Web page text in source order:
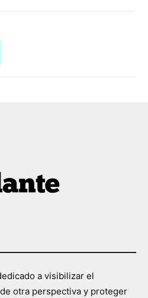
a visibilizar el
otra perspectiva y proteger